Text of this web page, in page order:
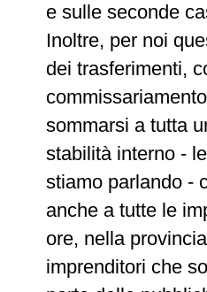
e sulle seconde
Inoltre, per noi
dei trasferimenti,
sommarsi a tutta
stabilità interno -
stiamo parlando -
anche a tutte le
ore, nella
imprenditori che